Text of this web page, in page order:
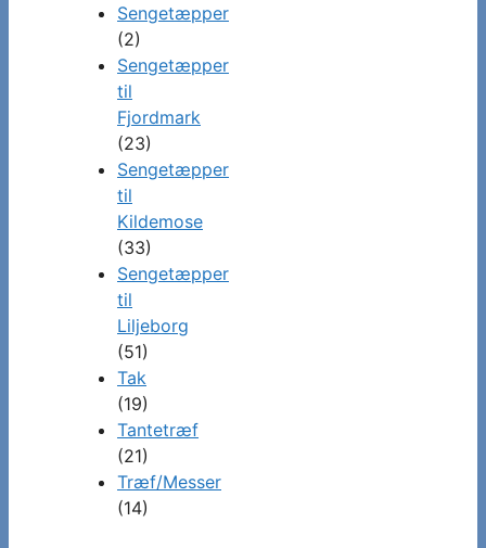
Sengetæpper
(2)
Sengetæpper
til
Fjordmark
(23)
Sengetæpper
til
Kildemose
(33)
Sengetæpper
til
Liljeborg
(51)
Tak
(19)
Tantetræf
(21)
Træf/Messer
(14)